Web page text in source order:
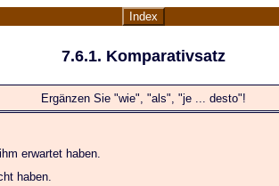
Index
7.6.1. Komparativsatz
Ergänzen Sie "wie", "als", "je ... desto"!
erwartet haben.
haben.